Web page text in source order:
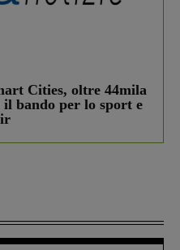
Cities, oltre 44mila
bando per lo sport e